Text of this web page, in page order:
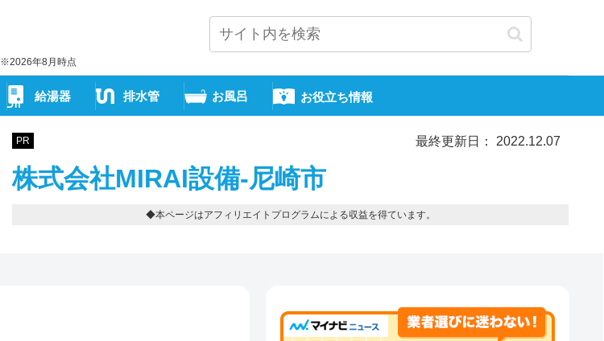
※2026年8月時点
給湯器 排水管 お風呂 お役立ち情報
PR 最終更新日： 2022.12.07
株式会社MIRAI設備-尼崎市
◆本ページはアフィリエイトプログラムによる収益を得ています。